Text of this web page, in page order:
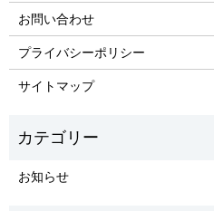
お問い合わせ
プライバシーポリシー
サイトマップ
お知らせ